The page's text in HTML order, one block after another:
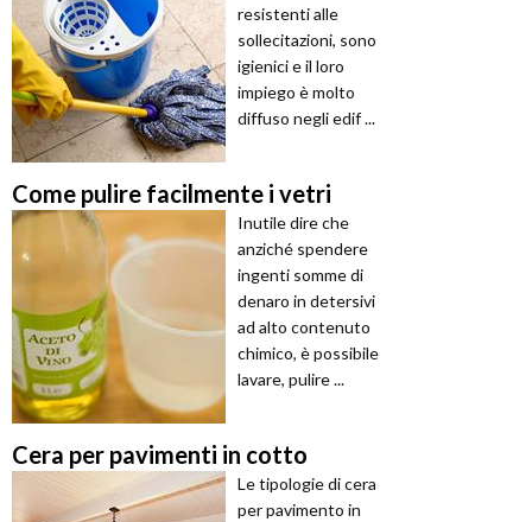
resistenti alle
sollecitazioni, sono
igienici e il loro
impiego è molto
diffuso negli edif ...
Come pulire facilmente i vetri
Inutile dire che
anziché spendere
ingenti somme di
denaro in detersivi
ad alto contenuto
chimico, è possibile
lavare, pulire ...
Cera per pavimenti in cotto
Le tipologie di cera
per pavimento in